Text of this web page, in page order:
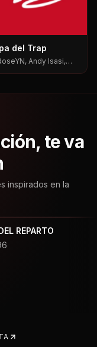
del Trap
Andy Isasi,
te va
inspirados en la
REPARTO